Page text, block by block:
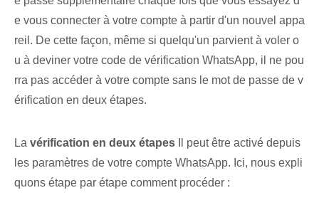
e vous connecter à votre compte à partir d'un nouvel appa
reil. De cette façon, même si quelqu'un parvient à voler o
u à deviner votre code de vérification WhatsApp, il ne pou
rra pas accéder à votre compte sans le mot de passe de v
érification en deux étapes.
La vérification en deux étapes Il peut être activé depuis
les paramètres de votre compte WhatsApp. Ici, nous expli
quons étape par étape comment procéder :